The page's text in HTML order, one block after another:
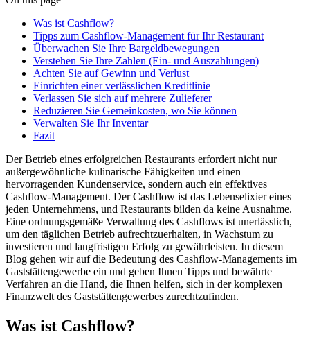
Was ist Cashflow?
Tipps zum Cashflow-Management für Ihr Restaurant
Überwachen Sie Ihre Bargeldbewegungen
Verstehen Sie Ihre Zahlen (Ein- und Auszahlungen)
Achten Sie auf Gewinn und Verlust
Einrichten einer verlässlichen Kreditlinie
Verlassen Sie sich auf mehrere Zulieferer
Reduzieren Sie Gemeinkosten, wo Sie können
Verwalten Sie Ihr Inventar
Fazit
Der Betrieb eines erfolgreichen Restaurants erfordert nicht nur
außergewöhnliche kulinarische Fähigkeiten und einen
hervorragenden Kundenservice, sondern auch ein effektives
Cashflow-Management. Der Cashflow ist das Lebenselixier eines
jeden Unternehmens, und Restaurants bilden da keine Ausnahme.
Eine ordnungsgemäße Verwaltung des Cashflows ist unerlässlich,
um den täglichen Betrieb aufrechtzuerhalten, in Wachstum zu
investieren und langfristigen Erfolg zu gewährleisten. In diesem
Blog gehen wir auf die Bedeutung des Cashflow-Managements im
Gaststättengewerbe ein und geben Ihnen Tipps und bewährte
Verfahren an die Hand, die Ihnen helfen, sich in der komplexen
Finanzwelt des Gaststättengewerbes zurechtzufinden.
Was ist Cashflow?